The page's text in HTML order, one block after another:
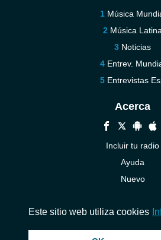
Música
Música Latina
Noticias
Entrev.
Entrevistas
Acerca
Incluir tu radio
Ayuda
Nuevo
© 2026 InstantAudio. Reservados todos los
Este sitio web utiliza cookies